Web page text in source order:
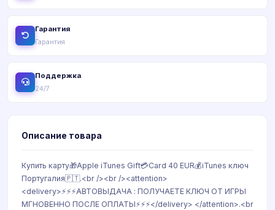
Гарантия
Гарантия
Поддержка
24/7
Описание товара
Купить карту🎁Apple iTunes Gift💳Card 40 EUR💰iTunes ключ
Португалия🇵🇹.<br /><br /><attention>
<delivery>⚡⚡⚡АВТОВЫДАЧА : ПОЛУЧАЕТЕ КЛЮЧ ОТ ИГРЫ
МГНОВЕННО ПОСЛЕ ОПЛАТЫ⚡⚡⚡</delivery> </attention>.<br